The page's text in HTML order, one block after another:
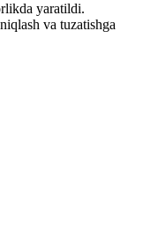
yaratildi.
va tuzatishga